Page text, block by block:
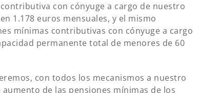
con cónyuge a cargo de nuestro
1.178 euros mensuales, y el mismo
mínimas contributivas con cónyuge a cargo
permanente total de menores de 60
con todos los mecanismos a nuestro
de las pensiones mínimas de los